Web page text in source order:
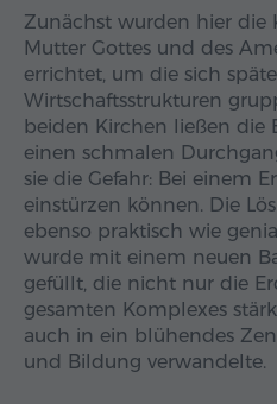
Zunächst wurden hier die
Mutter Gottes und des
errichtet, um die sich
Wirtschaftsstrukturen
beiden Kirchen ließen die
einen schmalen
sie die Gefahr: Bei einem
einstürzen können. Die
ebenso praktisch wie
wurde mit einem neuen
gefüllt, die nicht nur die
gesamten Komplexes
auch in ein blühendes
und Bildung verwandelte.